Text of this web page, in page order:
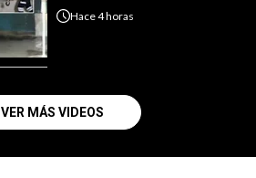
Hace4 horas
VER MÁS VIDEOS